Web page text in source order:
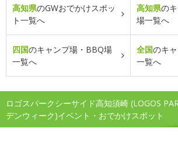
高知県のGWおでかけスポッ
ト一覧へ
高知県の
場一覧へ
四国のキャンプ場・BBQ場
一覧へ
全国のキ
一覧へ
ロゴスパークシーサイド高知須崎 (LOGOS
デンウィーク)イベント・おでかけスポット